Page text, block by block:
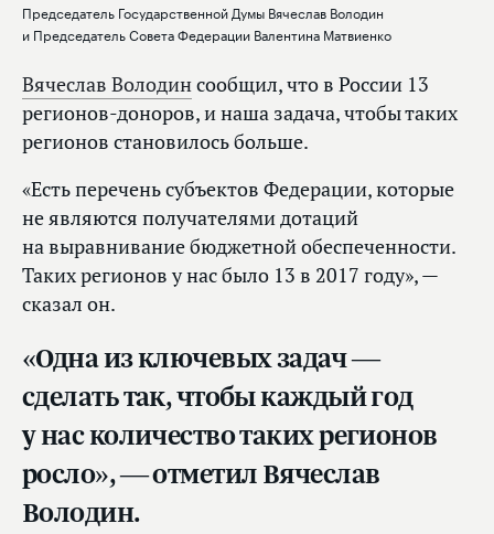
Председатель Государственной Думы Вячеслав Володин
и Председатель Совета Федерации Валентина Матвиенко
Вячеслав Володинсообщил, что в России 13
регионов-доноров, и наша задача, чтобы таких
регионов становилось больше.
«Есть перечень субъектов Федерации, которые
не являются получателями дотаций
на выравнивание бюджетной обеспеченности.
Таких регионов у нас было 13 в 2017 году», —
сказал он.
«Одна из ключевых задач —
сделать так, чтобы каждый год
у нас количество таких регионов
росло», — отметил Вячеслав
Володин.